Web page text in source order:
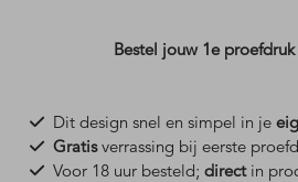
Bestel jouw 1e
Dit design snel en simpel in je
Gratisverrassing bij eerste
Voor 18 uur besteld; directin